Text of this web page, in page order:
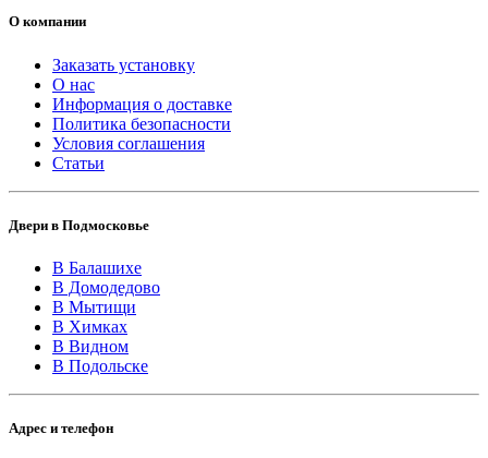
О компании
Заказать установку
О нас
Информация о доставке
Политика безопасности
Условия соглашения
Статьи
Двери в Подмосковье
В Балашихе
В Домодедово
В Мытищи
В Химках
В Видном
В Подольске
Адрес и телефон